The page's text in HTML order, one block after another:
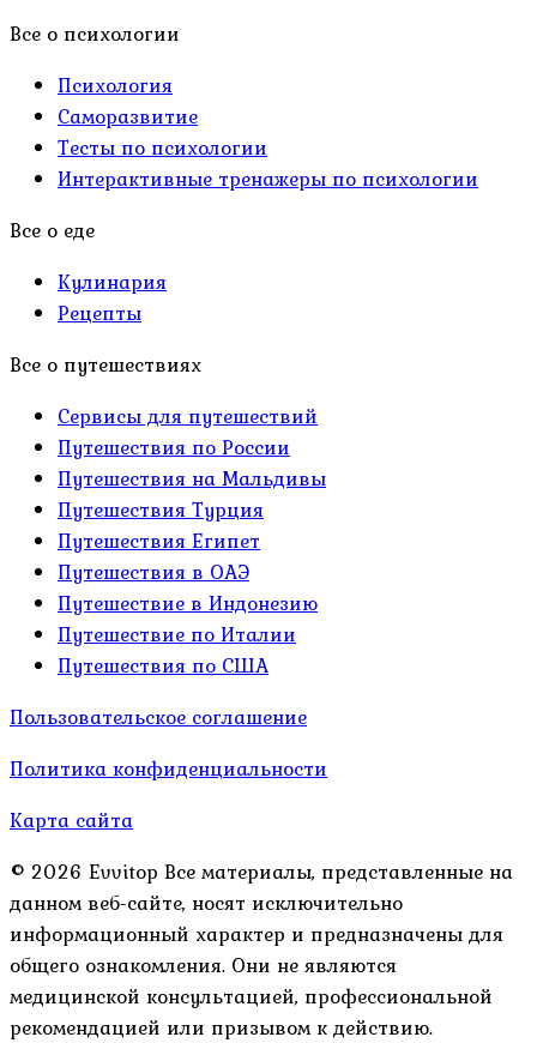
Все о психологии
Психология
Саморазвитие
Тесты по психологии
Интерактивные тренажеры по психологии
Все о еде
Кулинария
Рецепты
Все о путешествиях
Сервисы для путешествий
Путешествия по России
Путешествия на Мальдивы
Путешествия Турция
Путешествия Египет
Путешествия в ОАЭ
Путешествие в Индонезию
Путешествие по Италии
Путешествия по США
Пользовательское соглашение
Политика конфиденциальности
Карта сайта
© 2026 Evvitop Все материалы, представленные на
данном веб-сайте, носят исключительно
информационный характер и предназначены для
общего ознакомления. Они не являются
медицинской консультацией, профессиональной
рекомендацией или призывом к действию.